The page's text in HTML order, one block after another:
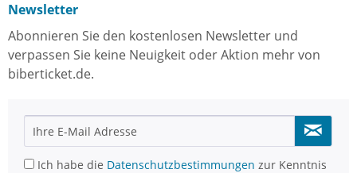
Newsletter
Abonnieren Sie den kostenlosen Newsletter und
verpassen Sie keine Neuigkeit oder Aktion mehr von
biberticket.de.
Ich habe die Datenschutzbestimmungen zur Kenntnis